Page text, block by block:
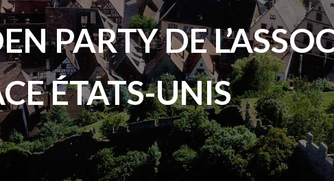
PARTY DE
ÉTATS-UNIS